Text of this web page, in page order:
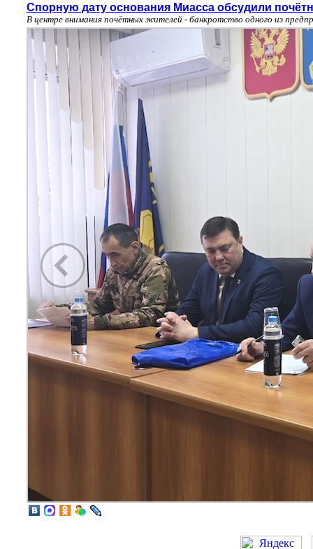
Спорную дату основания Миасса обсудили
В центре внимания почётных жителей - банкротство одного из